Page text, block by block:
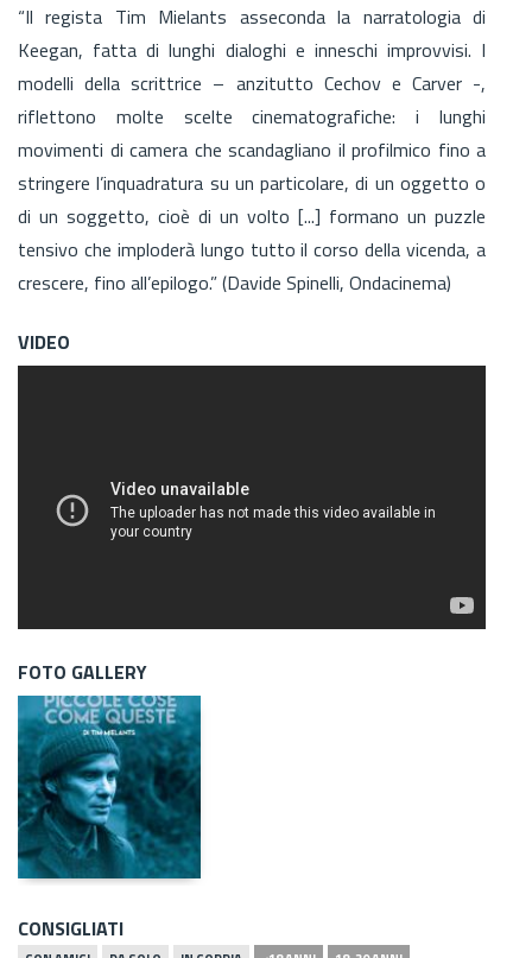
“Il regista Tim Mielants asseconda la narratologia di
Keegan, fatta di lunghi dialoghi e inneschi improvvisi. I
modelli della scrittrice – anzitutto Cechov e Carver -,
riflettono molte scelte cinematografiche: i lunghi
movimenti di camera che scandagliano il profilmico fino a
stringere l’inquadratura su un particolare, di un oggetto o
di un soggetto, cioè di un volto [...] formano un puzzle
tensivo che imploderà lungo tutto il corso della vicenda, a
crescere, fino all’epilogo.” (Davide Spinelli, Ondacinema)
VIDEO
FOTO GALLERY
CONSIGLIATI